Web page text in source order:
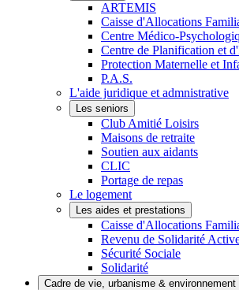
ARTEMIS
Caisse d'Allocations
Centre Médico-
Centre de Planification et
Protection Maternelle et
P.A.S.
L'aide juridique et admnistrative
Les seniors
Club Amitié Loisirs
Maisons de retraite
Soutien aux aidants
CLIC
Portage de repas
Le logement
Les aides et prestations
Caisse d'Allocations
Revenu de Solidarité
Sécurité Sociale
Solidarité
Cadre de vie, urbanisme & environnement